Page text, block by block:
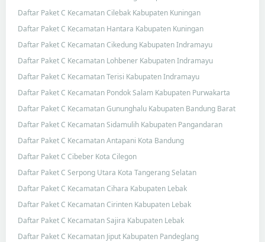
Daftar Paket C Kecamatan Cilebak Kabupaten Kuningan
Daftar Paket C Kecamatan Hantara Kabupaten Kuningan
Daftar Paket C Kecamatan Cikedung Kabupaten Indramayu
Daftar Paket C Kecamatan Lohbener Kabupaten Indramayu
Daftar Paket C Kecamatan Terisi Kabupaten Indramayu
Daftar Paket C Kecamatan Pondok Salam Kabupaten Purwakarta
Daftar Paket C Kecamatan Gununghalu Kabupaten Bandung Barat
Daftar Paket C Kecamatan Sidamulih Kabupaten Pangandaran
Daftar Paket C Kecamatan Antapani Kota Bandung
Daftar Paket C Cibeber Kota Cilegon
Daftar Paket C Serpong Utara Kota Tangerang Selatan
Daftar Paket C Kecamatan Cihara Kabupaten Lebak
Daftar Paket C Kecamatan Cirinten Kabupaten Lebak
Daftar Paket C Kecamatan Sajira Kabupaten Lebak
Daftar Paket C Kecamatan Jiput Kabupaten Pandeglang